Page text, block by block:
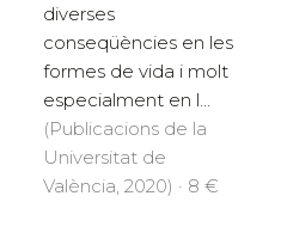
diverses
conseqüències en les
formes de vida i molt
especialment en l...
(Publicacions de la
Universitat de
València, 2020) · 8 €